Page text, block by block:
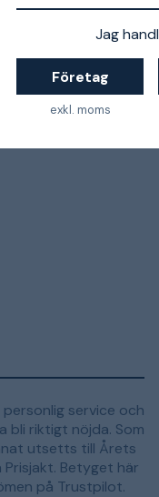
Jag
Företag
exkl. moms
service och
bli riktigt nöjda. Som
utsetts till Årets
Betyget här
på Trustpilot.